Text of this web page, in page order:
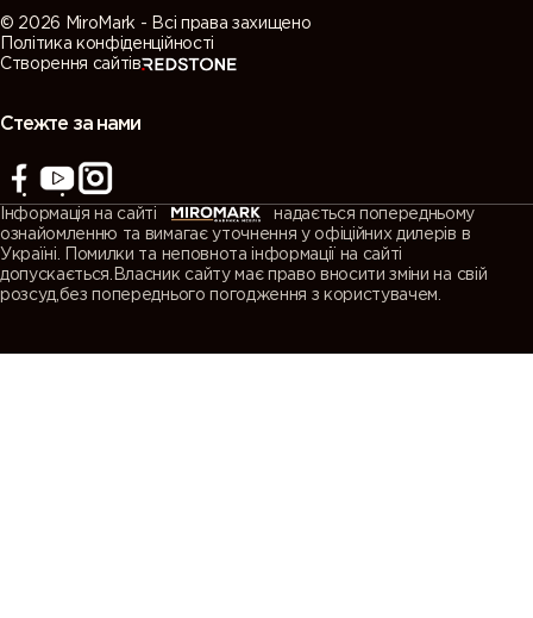
© 2026 MiroMark - Всі права захищено
Політика конфіденційності
Створення сайтів
Стежте за нами
Інформація на сайті
надається попередньому
ознайомленню та вимагає уточнення у офіційних дилерів в
Україні. Помилки та неповнота інформації на сайті
допускається.Власник сайту має право вносити зміни на свій
розсуд,без попереднього погодження з користувачем.